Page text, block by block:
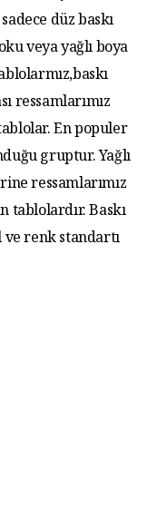
düz baskı
veya yağlı boya
ressamlarımız
En populer
gruptur. Yağlı
ressamlarımız
tablolardır. Baskı
ve renk standartı